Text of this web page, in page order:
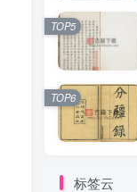
TOP5
TOP6
标签云
TOP5
TOP6